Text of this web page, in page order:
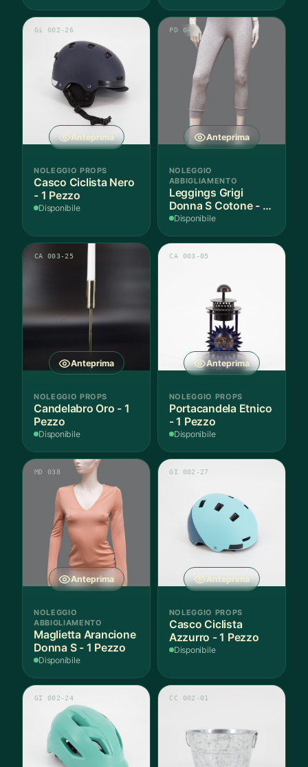
Anteprima
Gi 002-26
NOLEGGIO PROPS
Casco Ciclista Nero
- 1 Pezzo
Disponibile
Anteprima
PD 047
NOLEGGIO
ABBIGLIAMENTO
Leggings Grigi
Donna S Cotone - 1
Paio
Disponibile
Anteprima
CA 003-25
NOLEGGIO PROPS
Candelabro Oro - 1
Pezzo
Disponibile
Anteprima
CA 003-05
NOLEGGIO PROPS
Portacandela Etnico
- 1 Pezzo
Disponibile
Anteprima
MD 038
NOLEGGIO
ABBIGLIAMENTO
Maglietta Arancione
Donna S - 1 Pezzo
Disponibile
Anteprima
GI 002-27
NOLEGGIO PROPS
Casco Ciclista
Azzurro - 1 Pezzo
Disponibile
GI 002-24 CC 002-01